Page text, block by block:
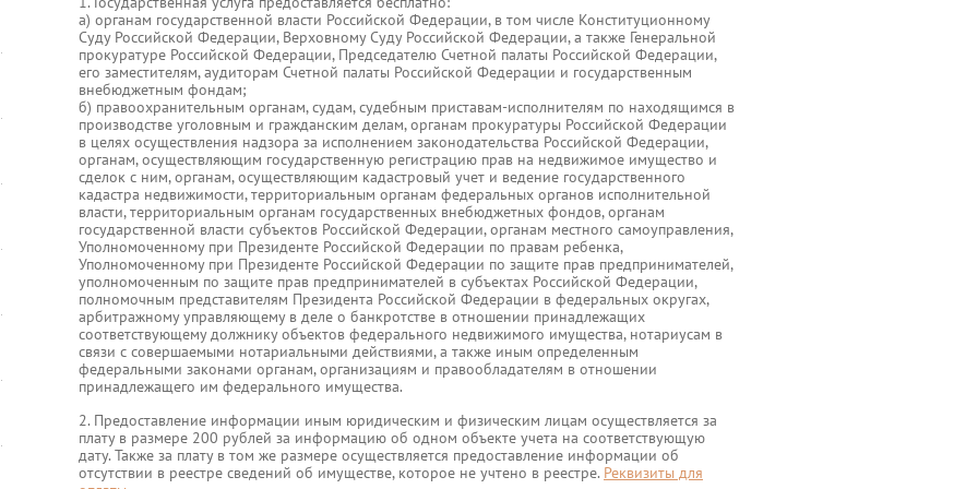
а) органам государственной власти Российской Федерации, в том числе Конституционному
Суду Российской Федерации, Верховному Суду Российской Федерации, а также Генеральной
прокуратуре Российской Федерации, Председателю Счетной палаты Российской Федерации,
его заместителям, аудиторам Счетной палаты Российской Федерации и государственным
внебюджетным фондам;
б) правоохранительным органам, судам, судебным приставам-исполнителям по находящимся в
производстве уголовным и гражданским делам, органам прокуратуры Российской Федерации
в целях осуществления надзора за исполнением законодательства Российской Федерации,
органам, осуществляющим государственную регистрацию прав на недвижимое имущество и
сделок с ним, органам, осуществляющим кадастровый учет и ведение государственного
кадастра недвижимости, территориальным органам федеральных органов исполнительной
власти, территориальным органам государственных внебюджетных фондов, органам
государственной власти субъектов Российской Федерации, органам местного самоуправления,
Уполномоченному при Президенте Российской Федерации по правам ребенка,
Уполномоченному при Президенте Российской Федерации по защите прав предпринимателей,
уполномоченным по защите прав предпринимателей в субъектах Российской Федерации,
полномочным представителям Президента Российской Федерации в федеральных округах,
арбитражному управляющему в деле о банкротстве в отношении принадлежащих
соответствующему должнику объектов федерального недвижимого имущества, нотариусам в
связи с совершаемыми нотариальными действиями, а также иным определенным
федеральными законами органам, организациям и правообладателям в отношении
принадлежащего им федерального имущества.
2. Предоставление информации иным юридическим и физическим лицам осуществляется за
плату в размере 200 рублей за информацию об одном объекте учета на соответствующую
дату. Также за плату в том же размере осуществляется предоставление информации об
отсутствии в реестре сведений об имуществе, которое не учтено в реестре. Реквизиты для